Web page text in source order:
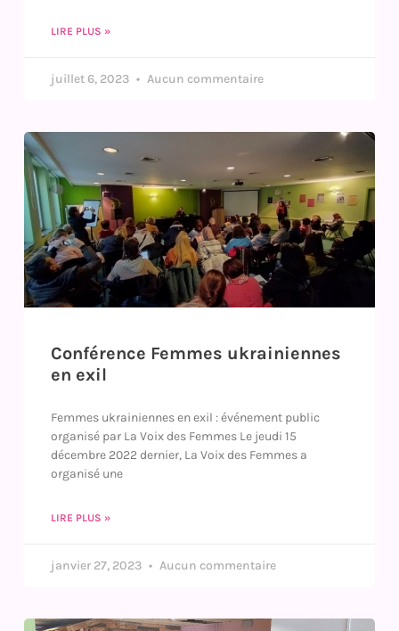
LIRE PLUS »
juillet 6, 2023 Aucun commentaire
Conférence Femmes ukrainiennes
en exil
Femmes ukrainiennes en exil : événement public
organisé par La Voix des Femmes Le jeudi 15
décembre 2022 dernier, La Voix des Femmes a
organisé une
LIRE PLUS »
janvier 27, 2023 Aucun commentaire